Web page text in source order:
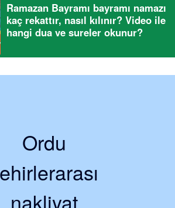
Ramazan Bayramı bayramı namazı
kaç rekattır, nasıl kılınır? Video ile
hangi dua ve sureler okunur?
Ordu
nakliyat